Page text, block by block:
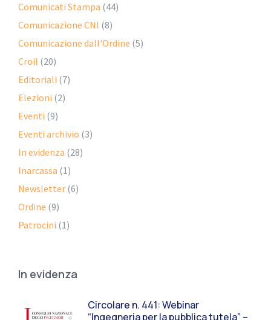
Comunicati Stampa (44)
Comunicazione CNI (8)
Comunicazione dall'Ordine (5)
Croil (20)
Editoriali (7)
Elezioni (2)
Eventi (9)
Eventi archivio (3)
In evidenza (28)
Inarcassa (1)
Newsletter (6)
Ordine (9)
Patrocini (1)
In evidenza
Circolare n. 441: Webinar
“Ingegneria per la pubblica tutela” –